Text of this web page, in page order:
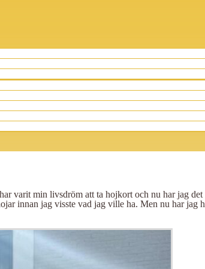
varit min livsdröm att ta hojkort och nu har jag
innan jag visste vad jag ville ha. Men nu har